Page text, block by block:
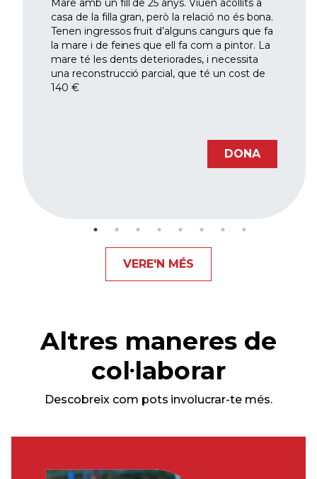
Mare amb un fill de 25 anys. Viuen acollits a
casa de la filla gran, però la relació no és bona.
Tenen ingressos fruit d’alguns cangurs que fa
la mare i de feines que ell fa com a pintor. La
mare té les dents deteriorades, i necessita
una reconstrucció parcial, que té un cost de
140 €
DONA
VERE'N MÉS
Altres maneres de
col·laborar
Descobreix com pots involucrar-te més.